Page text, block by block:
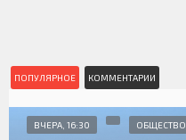
ПОПУЛЯРНОЕ КОММЕНТАРИИ
ВЧЕРА, 16:30 ОБЩЕСТВО